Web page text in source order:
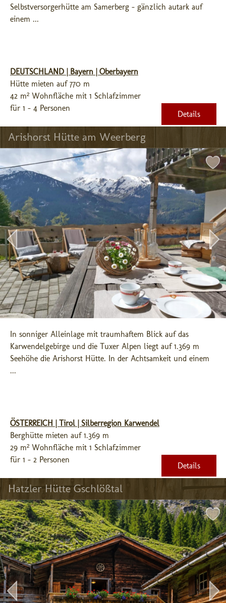
Selbstversorgerhütte am Samerberg - gänzlich autark auf
einem ...
DEUTSCHLAND | Bayern | Oberbayern
Hütte mieten auf 770 m
42 m² Wohnfläche mit 1 Schlafzimmer
für 1 - 4 Personen
Details
Arishorst Hütte am Weerberg
In sonniger Alleinlage mit traumhaftem Blick auf das
Karwendelgebirge und die Tuxer Alpen liegt auf 1.369 m
Seehöhe die Arishorst Hütte. In der Achtsamkeit und einem
...
ÖSTERREICH | Tirol | Silberregion Karwendel
Berghütte mieten auf 1.369 m
29 m² Wohnfläche mit 1 Schlafzimmer
für 1 - 2 Personen
Details
Hatzler Hütte Gschlößtal